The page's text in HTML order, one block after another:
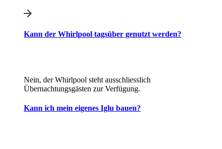
Kann der Whirlpool tagsüber genutzt werden?
Nein, der Whirlpool steht ausschliesslich
Übernachtungsgästen zur Verfügung.
Kann ich mein eigenes Iglu bauen?